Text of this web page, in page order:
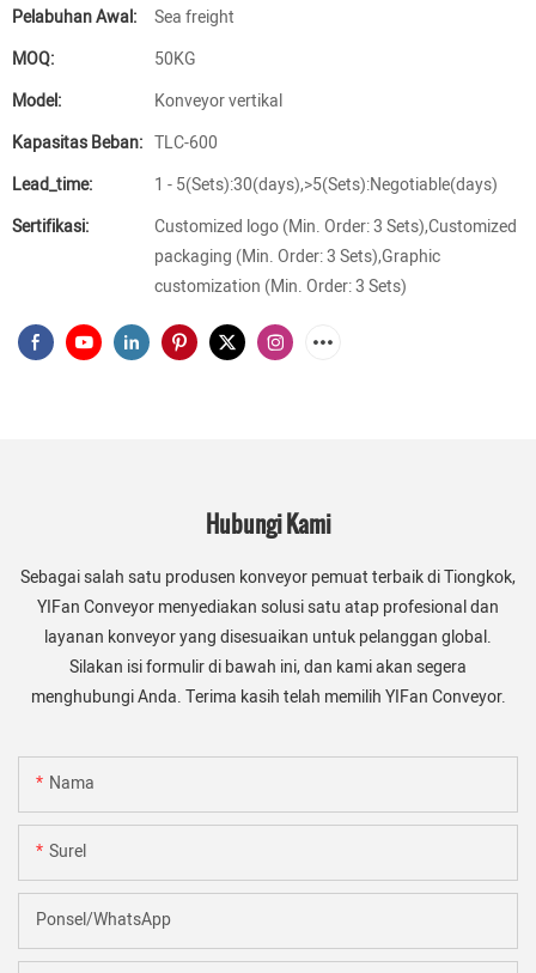
Pelabuhan Awal:
Sea freight
MOQ:
50KG
Model:
Konveyor vertikal
Kapasitas Beban: TLC-600
Lead_time:
1 - 5(Sets):30(days),>5(Sets):Negotiable(days)
Sertifikasi:
Customized logo (Min. Order: 3 Sets),Customized
packaging (Min. Order: 3 Sets),Graphic
customization (Min. Order: 3 Sets)
Hubungi Kami
Sebagai salah satu produsen konveyor pemuat terbaik di Tiongkok,
YIFan Conveyor menyediakan solusi satu atap profesional dan
layanan konveyor yang disesuaikan untuk pelanggan global.
Silakan isi formulir di bawah ini, dan kami akan segera
menghubungi Anda. Terima kasih telah memilih YIFan Conveyor.
Nama
Surel
Ponsel/WhatsApp